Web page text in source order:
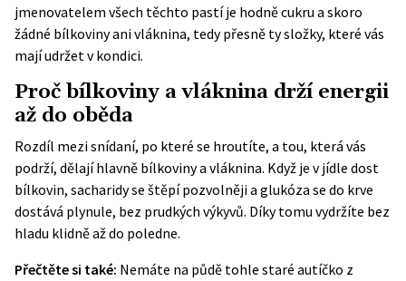
jmenovatelem všech těchto pastí je hodně cukru a skoro
žádné bílkoviny ani vláknina, tedy přesně ty složky, které vás
mají udržet v kondici.
Proč bílkoviny a vláknina drží energii
až do oběda
Rozdíl mezi snídaní, po které se hroutíte, a tou, která vás
podrží, dělají hlavně bílkoviny a vláknina. Když je v jídle dost
bílkovin, sacharidy se štěpí pozvolněji a glukóza se do krve
dostává plynule, bez prudkých výkyvů. Díky tomu vydržíte bez
hladu klidně až do poledne.
Přečtěte si také: Nemáte na půdě tohle staré autíčko z